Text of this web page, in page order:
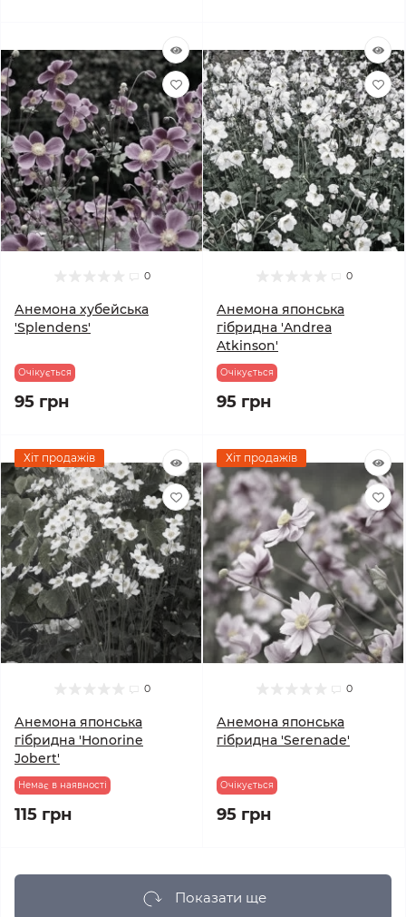
0
Анемона хубейська
'Splendens'
Очікується
95 грн
0
Анемона японська
гібридна 'Andrea
Atkinson'
Очікується
95 грн
Хіт продажів
0
Анемона японська
гібридна 'Honorine
Jobert'
Немає в наявності
115 грн
Хіт продажів
0
Анемона японська
гібридна 'Serenade'
Очікується
95 грн
Показати ще